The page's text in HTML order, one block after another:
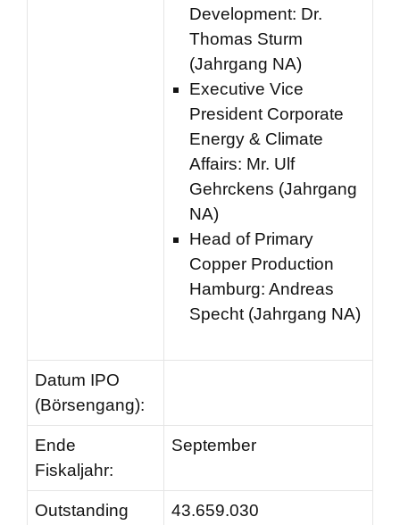
Development: Dr.
Thomas Sturm
(Jahrgang NA)
Executive Vice
President Corporate
Energy & Climate
Affairs: Mr. Ulf
Gehrckens (Jahrgang
NA)
Head of Primary
Copper Production
Hamburg: Andreas
Specht (Jahrgang NA)
Datum IPO
(Börsengang):
Ende
Fiskaljahr:
September
Outstanding
43.659.030